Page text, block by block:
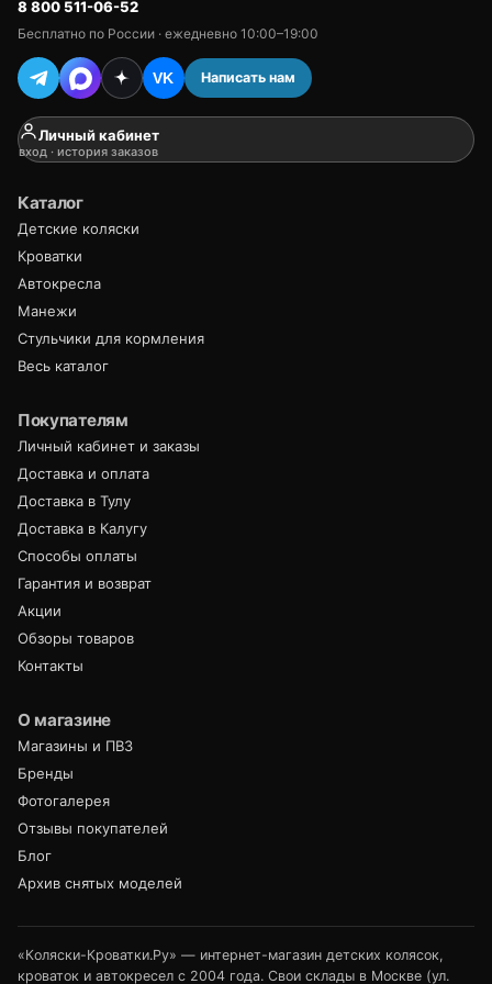
8 800 511-06-52
Бесплатно по России · ежедневно 10:00–19:00
VK Написать нам
Личный кабинет
вход · история заказов
Каталог
Детские коляски
Кроватки
Автокресла
Манежи
Стульчики для кормления
Весь каталог
Покупателям
Личный кабинет и заказы
Доставка и оплата
Доставка в Тулу
Доставка в Калугу
Способы оплаты
Гарантия и возврат
Акции
Обзоры товаров
Контакты
О магазине
Магазины и ПВЗ
Бренды
Фотогалерея
Отзывы покупателей
Блог
Архив снятых моделей
«Коляски-Кроватки.Ру» — интернет-магазин детских колясок,
кроваток и автокресел с 2004 года. Свои склады в Москве (ул.